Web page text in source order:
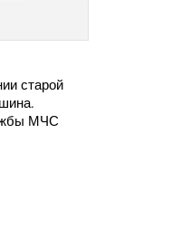
старой
МЧС